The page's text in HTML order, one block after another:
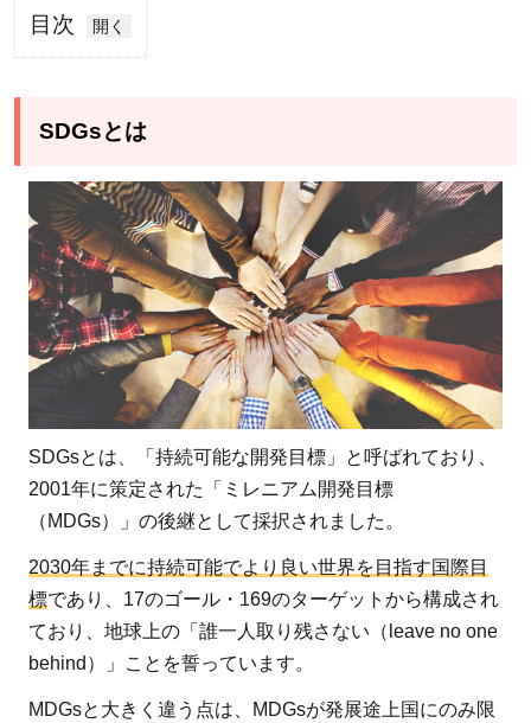
目次
1
とは
SDGs
目標
16「平
和と公
正をす
べての
人に」
とは
2
SDGs
目標
16「平
正をす
べての
人に」
を達成
SDGsとは
SDGsとは、「持続可能な開発目標」と呼ばれており、
2001年に策定された「ミレニアム開発目標
（MDGs）」の後継として採択されました。
2030年までに持続可能でより良い世界を目指す国際目
標であり、17のゴール・169のターゲットから構成され
ており、地球上の「誰一人取り残さない（leave no one
behind）」ことを誓っています。
MDGsと大きく違う点は、MDGsが発展途上国にのみ限